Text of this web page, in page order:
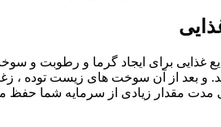
غذایی برای ایجاد گرما و رطوبت و
و بعد از آن سوخت های زیست توده
مدت مقدار زیادی از سرمایه شما حفظ